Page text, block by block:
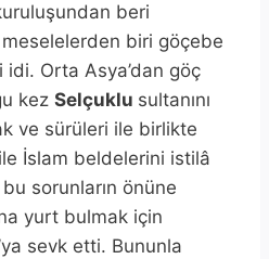
beri
biri göçebe
idi. Orta Asya’dan göç
kez Selçuklu sultanını
ve sürüleri ile birlikte
İslam beldelerini istilâ
sorunların önüne
yurt bulmak için
sevk etti. Bununla